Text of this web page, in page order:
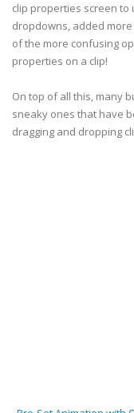
clip properties screen
dropdowns, added
of the more confusing
properties on a clip!
On top of all this, many
sneaky ones that have
dragging and dropping